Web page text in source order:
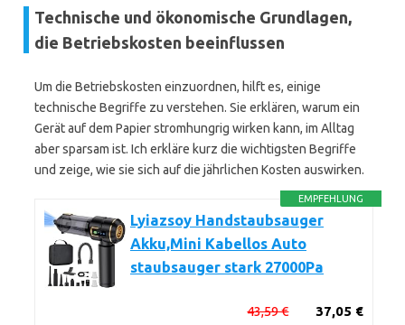
Technische und ökonomische Grundlagen,
die Betriebskosten beeinflussen
Um die Betriebskosten einzuordnen, hilft es, einige
technische Begriffe zu verstehen. Sie erklären, warum ein
Gerät auf dem Papier stromhungrig wirken kann, im Alltag
aber sparsam ist. Ich erkläre kurz die wichtigsten Begriffe
und zeige, wie sie sich auf die jährlichen Kosten auswirken.
EMPFEHLUNG
Lyiazsoy Handstaubsauger
Akku,Mini Kabellos Auto
staubsauger stark 27000Pa
37,05 €
43,59 €